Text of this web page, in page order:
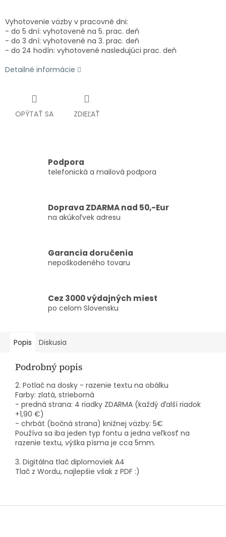
Vyhotovenie väzby v pracovné dni:
- do 5 dní: vyhotovené na 5. prac. deň
- do 3 dní: vyhotovené na 3. prac. deň
- do 24 hodín: vyhotovené nasledujúci prac. deň
Detailné informácie
OPÝTAŤ SA ZDIEĽAŤ
Podpora
telefonická a mailová podpora
Doprava ZDARMA nad 50,-Eur
na akúkoľvek adresu
Garancia doručenia
nepoškodeného tovaru
Cez 3000 výdajných miest
po celom Slovensku
Popis Diskusia
Podrobný popis
2. Potlač na dosky - razenie textu na obálku
Farby: zlatá, strieborná
- predná strana: 4 riadky ZDARMA (každý ďalší riadok
+1,90 €)
- chrbát (bočná strana) knižnej väzby: 5€
Používa sa iba jeden typ fontu a jedna veľkosť na
razenie textu, výška písma je cca 5mm.
3. Digitálna tlač diplomoviek A4
Tlač z Wordu, najlepšie však z PDF :)
Z